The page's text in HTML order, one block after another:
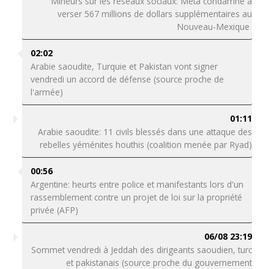
verser 567 millions de dollars supplémentaires au
Nouveau-Mexique
02:02
Arabie saoudite, Turquie et Pakistan vont signer
vendredi un accord de défense (source proche de
l'armée)
01:11
Arabie saoudite: 11 civils blessés dans une attaque des
rebelles yéménites houthis (coalition menée par Ryad)
00:56
Argentine: heurts entre police et manifestants lors d'un
rassemblement contre un projet de loi sur la propriété
privée (AFP)
06/08 23:19
Sommet vendredi à Jeddah des dirigeants saoudien, turc
et pakistanais (source proche du gouvernement